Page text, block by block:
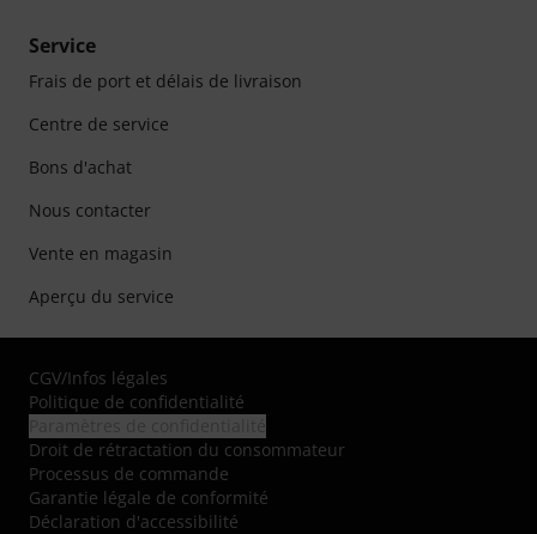
Service
Frais de port et délais de livraison
Centre de service
Bons d'achat
Nous contacter
Vente en magasin
Aperçu du service
CGV/Infos légales
Politique de confidentialité
Droit de rétractation du consommateur
Processus de commande
Garantie légale de conformité
Déclaration d'accessibilité